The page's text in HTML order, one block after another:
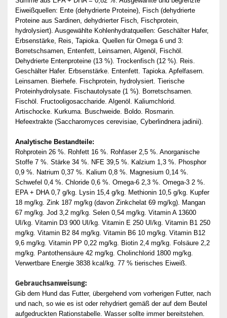
Eiweißquellen: Ente (dehydrierte Proteine), Fisch (dehydrierte
Proteine aus Sardinen, dehydrierter Fisch, Fischprotein,
hydrolysiert). Ausgewählte Kohlenhydratquellen: Geschälter Hafer,
Erbsenstärke, Reis, Tapioka. Quellen für Omega 6 und 3:
Borretschsamen, Entenfett, Leinsamen, Algenöl, Fischöl.
Dehydrierte Entenproteine (13 %). Trockenfisch (12 %). Reis.
Geschälter Hafer. Erbsenstärke. Entenfett. Tapioka. Apfelfasern.
Leinsamen. Bierhefe. Fischprotein, hydrolysiert. Tierische
Proteinhydrolysate. Fischautolysate (1 %). Borretschsamen.
Fischöl. Fructooligosaccharide. Algenöl. Kaliumchlorid.
Artischocke. Kurkuma. Buschweide. Boldo. Rosmarin.
Hefeextrakte (Saccharomyces cerevisiae, Cyberlindnera jadinii).
Analytische Bestandteile:
Rohprotein 26 %. Rohfett 16 %. Rohfaser 2,5 %. Anorganische
Stoffe 7 %. Stärke 34 %. NFE 39,5 %. Kalzium 1,3 %. Phosphor
0,9 %. Natrium 0,37 %. Kalium 0,8 %. Magnesium 0,14 %.
Schwefel 0,4 %. Chloride 0,6 %. Omega-6 2,3 %. Omega-3 2 %.
EPA + DHA 0,7 g/kg. Lysin 15,4 g/kg. Methionin 10,5 g/kg. Kupfer
18 mg/kg. Zink 187 mg/kg (davon Zinkchelat 69 mg/kg). Mangan
67 mg/kg. Jod 3,2 mg/kg. Selen 0,54 mg/kg. Vitamin A 13600
UI/kg. Vitamin D3 900 UI/kg. Vitamin E 250 UI/kg. Vitamin B1 250
mg/kg. Vitamin B2 84 mg/kg. Vitamin B6 10 mg/kg. Vitamin B12
9,6 mg/kg. Vitamin PP 0,22 mg/kg. Biotin 2,4 mg/kg. Folsäure 2,2
mg/kg. Pantothensäure 42 mg/kg. Cholinchlorid 1800 mg/kg.
Verwertbare Energie 3838 kcal/kg. 77 % tierisches Eiweiß.
Gebrauchsanweisung:
Gib dem Hund das Futter, übergehend vom vorherigen Futter, nach
und nach, so wie es ist oder rehydriert gemäß der auf dem Beutel
aufgedruckten Rationstabelle. Wasser sollte immer bereitstehen.